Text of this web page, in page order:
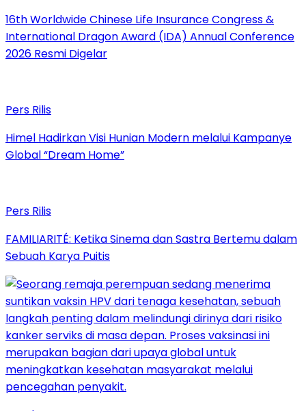
16th Worldwide Chinese Life Insurance Congress &
International Dragon Award (IDA) Annual Conference
2026 Resmi Digelar
Pers Rilis
Himel Hadirkan Visi Hunian Modern melalui Kampanye
Global “Dream Home”
Pers Rilis
FAMILIARITÉ: Ketika Sinema dan Sastra Bertemu dalam
Sebuah Karya Puitis